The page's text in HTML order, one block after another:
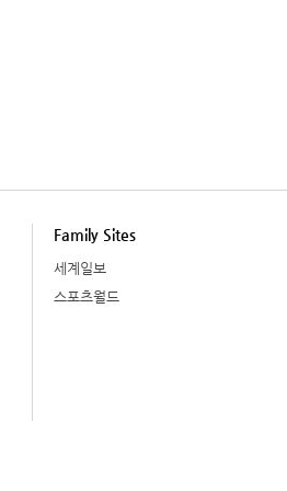
Family Sites
세계일보
스포츠월드